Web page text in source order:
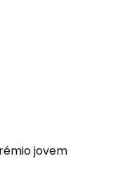
jovem